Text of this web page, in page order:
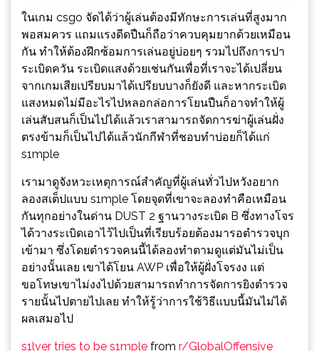
ในเกม csgo จัดได้ว่าผู้เล่นต้องมีทักษะการเล่นที่สูงมาก
พอสมควร แถมแรงดีดปืนก็ถือว่าควบคุมยากด้วยเหมือน
กัน ทำให้ต้องฝึกซ้อมการเล่นอยู่บ่อยๆ รวมไปถึงการปา
ระเบิดควัน ระเบิดแสงด้วยเช่นกันเพื่อที่เราจะได้เปลี่ยน
จากเกมเสียเปรียบมาได้เปรียบบางก็ยังดี และหากระเบิด
แสงหมดไม่มีอะไรไปหลอกล่อการโยนปืนก็อาจทำให้ผู้
เล่นสับสนก็เป็นไปได้แล้วเราสามารถจัดการฆ่าผู้เล่นฝั่ง
ตรงข้ามก็เป็นไปได้แล้วนักกีฬาที่ชอบทำบ่อยก็ได้แก่
s1mple
เรามาดูจังหวะเหตุการณ์สำคัญที่ผู้เล่นทั่วไปหวังอยาก
ลองสเต็ปแบบ s1mple โดยจุดที่เขาจะลองทำคือเหมือน
กันทุกอย่างในด่าน DUST 2 ฐานวางระเบิด B ซึ่งทางโจร
ได้วางระเบิดเอาไว้ไปเป็นที่เรียบร้อยต้องมารอตำรวจบุก
เข้ามา ซึ่งโดยตำรวจคนนี้ได้ลองทำตามดูแต่มันไม่เป็น
อย่างนั้นเลย เขาได้โยน AWP เพื่อให้ผู้ฝั่งโจรงง แต่
ขอโทษเขาไม่งงไปด้วยสามารถทำการจัดการยิงตำรวจ
รายนั้นไปตายไปเลย ทำให้รู้ว่าการใช้วิธีแบบนี้มันไม่ได้
ผลเสมอไป
s1lver tries to be s1mple from r/GlobalOffensive